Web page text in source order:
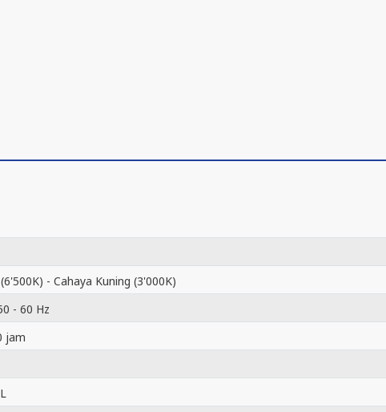
- Cahaya Kuning (3'000K)
- 60 Hz
jam